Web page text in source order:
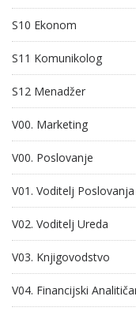
S10 Ekonom
S11 Komunikolog
S12 Menadžer
V00. Marketing
V00. Poslovanje
V01. Voditelj
V02. Voditelj Ureda
V03. Knjigovodstvo
V04. Financijski